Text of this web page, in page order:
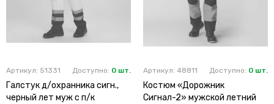
Артикул: 51331 Доступно: 0 шт.
Галстук д/охранника сигн.,
черный лет муж с п/к
Артикул: 48811 Доступно: 0 шт.
Костюм «Дорожник
Сигнал-2» мужской летний